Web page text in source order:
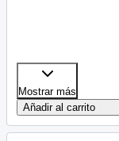
Mostrar más
Añadir al carrito